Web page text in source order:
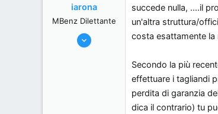
iarona
MBenz Dilettante
28/3/07
succede nulla, ....il
un'altra struttura/
costa esattamente la
Secondo la più
effettuare i tagliandi
perdita di garanzia
dica il contrario) tu